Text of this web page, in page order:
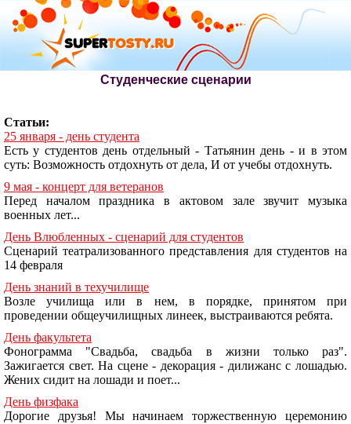
Студенческие сценарии
Статьи:
25 января - день студента
Есть у студентов день отдельный - Татьянин день - и в этом
суть: Возможность отдохнуть от дела, И от учебы отдохнуть.
9 мая - концерт для ветеранов
Перед началом праздника в актовом зале звучит музыка
военных лет...
День Влюбленных - сценарий для студентов
Сценарий театрализованного представления для студентов на
14 февраля
День знаний в техучилище
Возле училища или в нем, в порядке, принятом при
проведении общеучилищных линеек, выстраиваются ребята.
День факультета
Фонограмма "Свадьба, свадьба в жизни только раз".
Зажигается свет. На сцене - декорация - дилижанс с лошадью.
Жених сидит на лошади и поет...
День физфака
Дорогие друзья! Мы начинаем торжественную церемонию